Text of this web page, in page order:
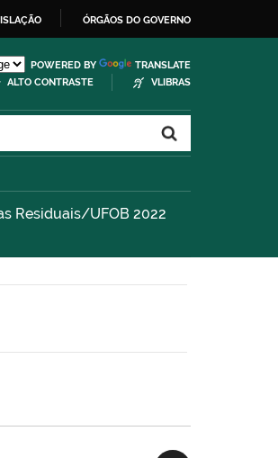
ÓRGÃOS DO GOVERNO
POWERED BY
TRANSLATE
ALTO CONTRASTE
VLIBRAS
Residuais/UFOB 2022